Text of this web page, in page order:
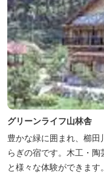
グリーンライフ山林舎
豊かな緑に囲まれ、櫛
らぎの宿です。木工・
と様々な体験ができます